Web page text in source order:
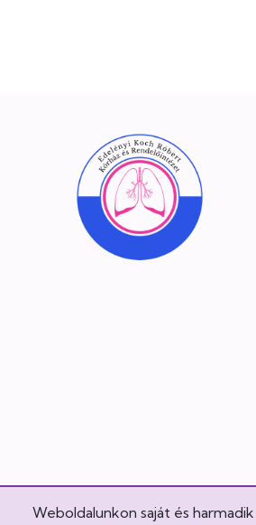
Weboldalunkon saját és